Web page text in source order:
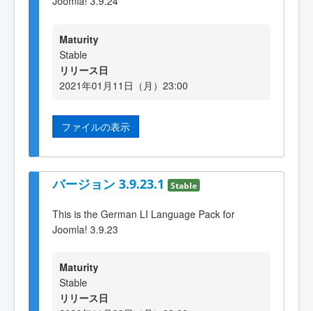
Maturity
Stable
リリース日
2021年01月11日（月）23:00
ファイルの表示
バージョン 3.9.23.1 Stable
This is the German LI Language Pack for
Joomla! 3.9.23
Maturity
Stable
リリース日